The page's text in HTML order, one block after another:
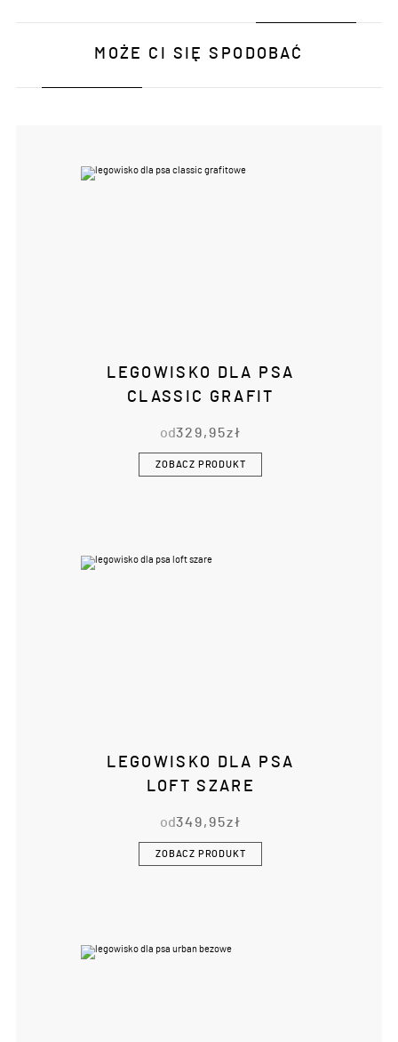
MOŻE CI SIĘ SPODOBAĆ
LEGOWISKO DLA PSA
CLASSIC GRAFIT
od329,95zł
ZOBACZ PRODUKT
LEGOWISKO DLA PSA
LOFT SZARE
od349,95zł
ZOBACZ PRODUKT